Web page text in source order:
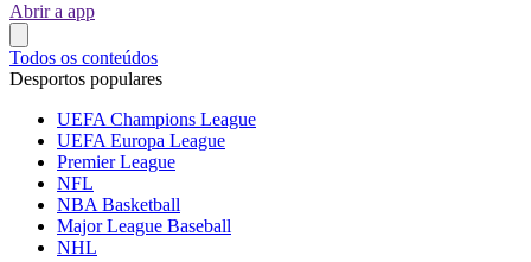
Abrir a app
Todos os conteúdos
Desportos populares
UEFA Champions League
UEFA Europa League
Premier League
NFL
NBA Basketball
Major League Baseball
NHL